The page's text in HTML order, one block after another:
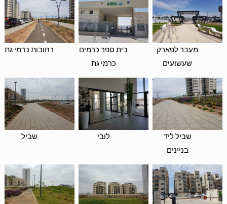
רחובות כרמי גת
בית ספר כרמים
כרמי גת
מעבר לפארק
שעשועים
שביל לובי
שביל ליד
בניינים